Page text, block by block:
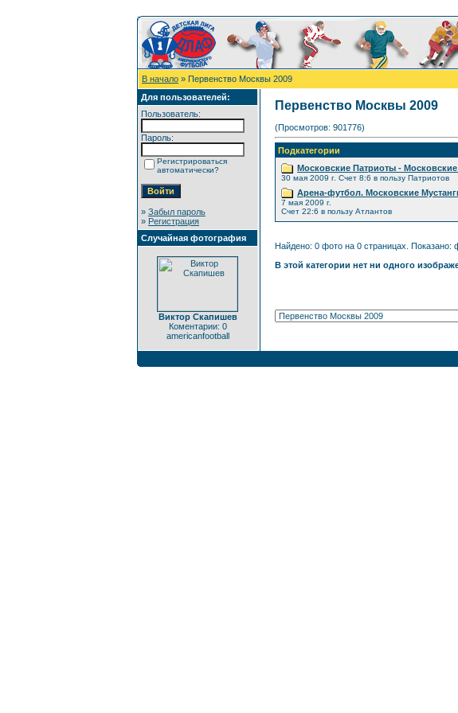
В начало » Первенство Москвы 2009
Для пользователей:
Пользователь:
Пароль:
Регистрироваться
автоматически?
» Забыл пароль
» Регистрация
Случайная фотография
Виктор Скапишев
Коментарии: 0
americanfootball
Первенство Москвы 2009
(Просмотров: 901776)
Подкатегории
Московские Патриоты - Московские
30 мая 2009 г. Счет 8:6 в пользу Патриотов
Арена-футбол. Московские
7 мая 2009 г.
Счет 22:6 в пользу Атлантов
Найдено: 0 фото на 0 страницах. Показано:
В этой категории нет ни одного